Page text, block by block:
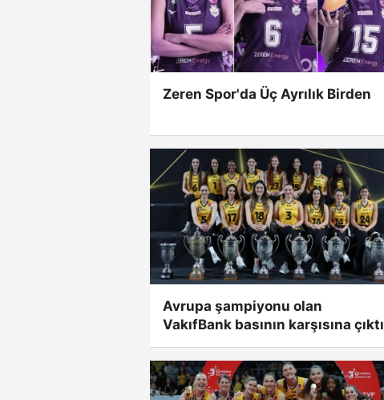
Zeren Spor'da Üç Ayrılık Birden
Avrupa şampiyonu olan
VakıfBank basının karşısına çıktı